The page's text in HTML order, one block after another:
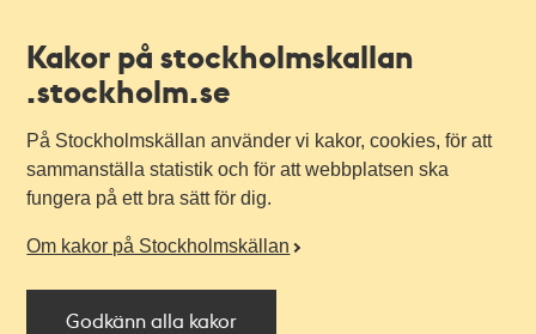
Kakor på stockholmskallan
.stockholm.se
På Stockholmskällan använder vi kakor, cookies, för att
sammanställa statistik och för att webbplatsen ska
fungera på ett bra sätt för dig.
Om kakor på Stockholmskällan
Godkänn alla kakor